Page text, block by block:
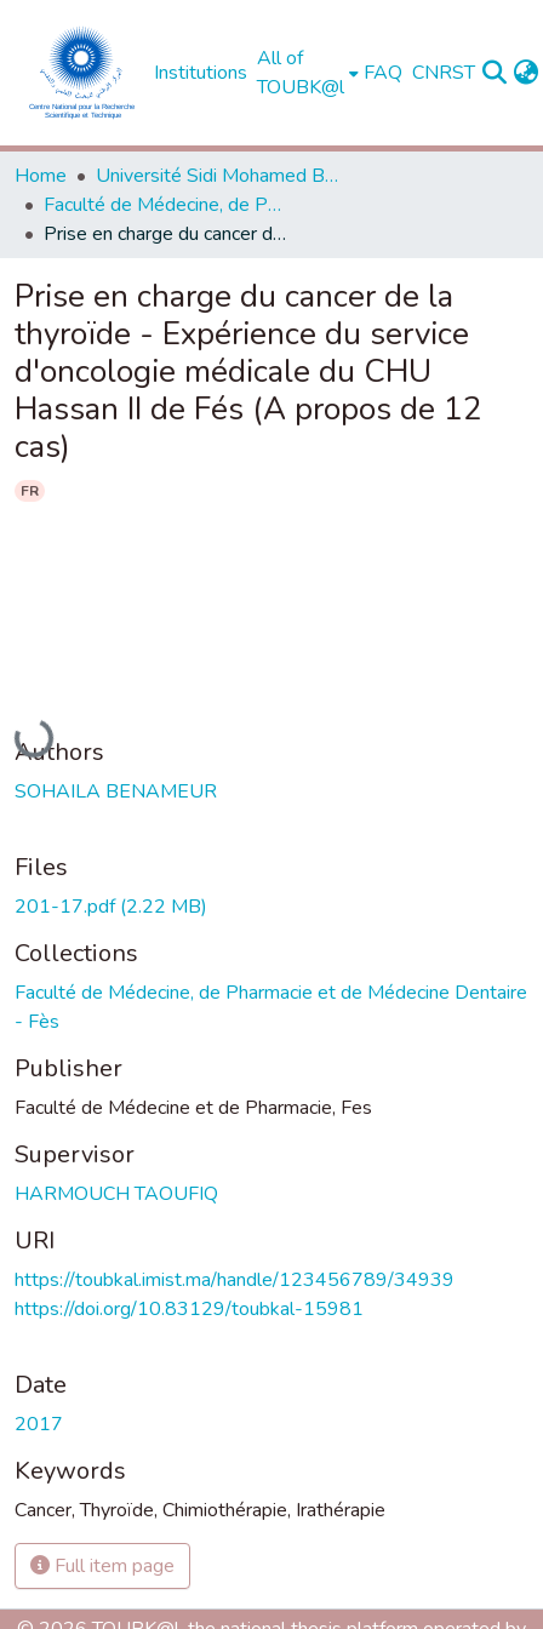
Institutions
All of
TOUBK@l
FAQ CNRST
Home
Université Sidi Mohamed Ben Abdellah de Fès
Faculté de Médecine, de Pharmacie et de Médecine Dentaire - Fès
Prise en charge du cancer de la thyroïde - Expérience du service d'oncologie médicale du CHU Hassan II de Fés (A propos de 12 cas)
Prise en charge du cancer de la
thyroïde - Expérience du service
d'oncologie médicale du CHU
Hassan II de Fés (A propos de 12
cas)
FR
Loading...
Authors
SOHAILA BENAMEUR
Files
201-17.pdf(2.22 MB)
Collections
Faculté de Médecine, de Pharmacie et de Médecine Dentaire
- Fès
Publisher
Faculté de Médecine et de Pharmacie, Fes
Supervisor
HARMOUCH TAOUFIQ
URI
https://toubkal.imist.ma/handle/123456789/34939
https://doi.org/10.83129/toubkal-15981
Date
2017
Keywords
Cancer,Thyroïde, Chimiothérapie, Irathérapie
Full item page